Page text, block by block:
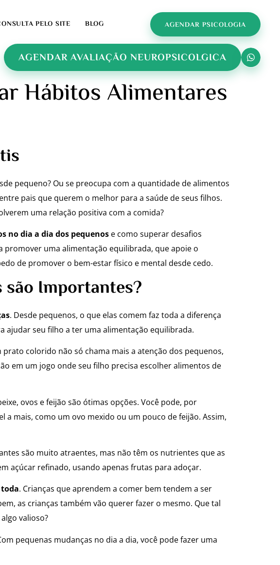
PELO SITE BLOG AGENDAR PSICOLOGIA
AGENDAR AVALIAÇÃO NEUROPSICOLGICA
Hábitos Alimentares
pequeno? Ou se preocupa com a quantidade de alimentos
pais que querem o melhor para a saúde de seus filhos.
uma relação positiva com a comida?
no dia a dia dos pequenos e como superar desafios
promover uma alimentação equilibrada, que apoie o
de promover o bem-estar físico e mental desde cedo.
são Importantes?
. Desde pequenos, o que elas comem faz toda a diferença
ajudar seu filho a ter uma alimentação equilibrada.
colorido não só chama mais a atenção dos pequenos,
em um jogo onde seu filho precisa escolher alimentos de
ovos e feijão são ótimas opções. Você pode, por
mais, como um ovo mexido ou um pouco de feijão. Assim,
são muito atraentes, mas não têm os nutrientes que as
açúcar refinado, usando apenas frutas para adoçar.
. Crianças que aprendem a comer bem tendem a ser
as crianças também vão querer fazer o mesmo. Que tal
valioso?
pequenas mudanças no dia a dia, você pode fazer uma